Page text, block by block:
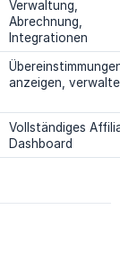
Verwaltung,
Abrechnung,
Integrationen
anzeigen,
Vollständiges
Dashboard